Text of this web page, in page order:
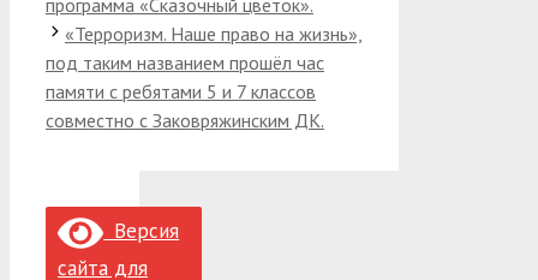
«Терроризм. Наше право на жизнь»,
под таким названием прошёл час
памяти с ребятами 5 и 7 классов
совместно с Заковряжинским ДК.
Версия
сайта для